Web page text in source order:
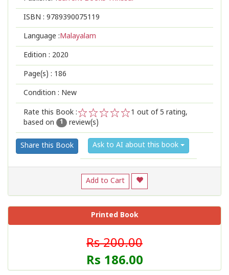
ISBN : 9789390075119
Language :Malayalam
Edition : 2020
Page(s) : 186
Condition : New
Rate this Book :
2
1
1 out of 5 rating,
based on
1 review(s)
Share this Book Ask to AI about this book
Add to Cart
Printed Book
Rs 200.00
Rs 186.00